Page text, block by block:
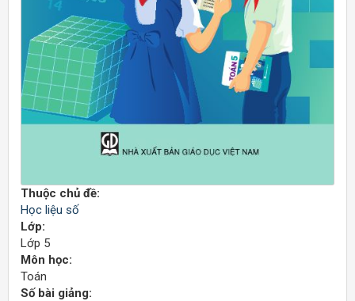
Thuộc chủ đề:
Học liệu số
Lớp:
Lớp 5
Môn học:
Toán
Số bài giảng: